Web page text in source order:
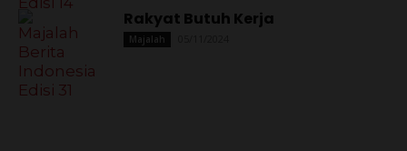
Rakyat Butuh Kerja
Majalah